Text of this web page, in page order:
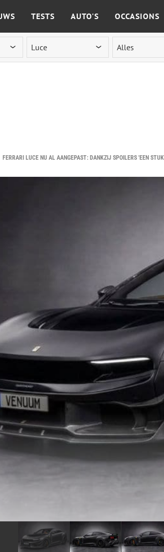
TESTS AUTO'S OCCASIONS
FERRARI LUCE NU AL AANGEPAST: DANKZIJ SPOILERS 'EEN